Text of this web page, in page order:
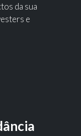
da sua
e